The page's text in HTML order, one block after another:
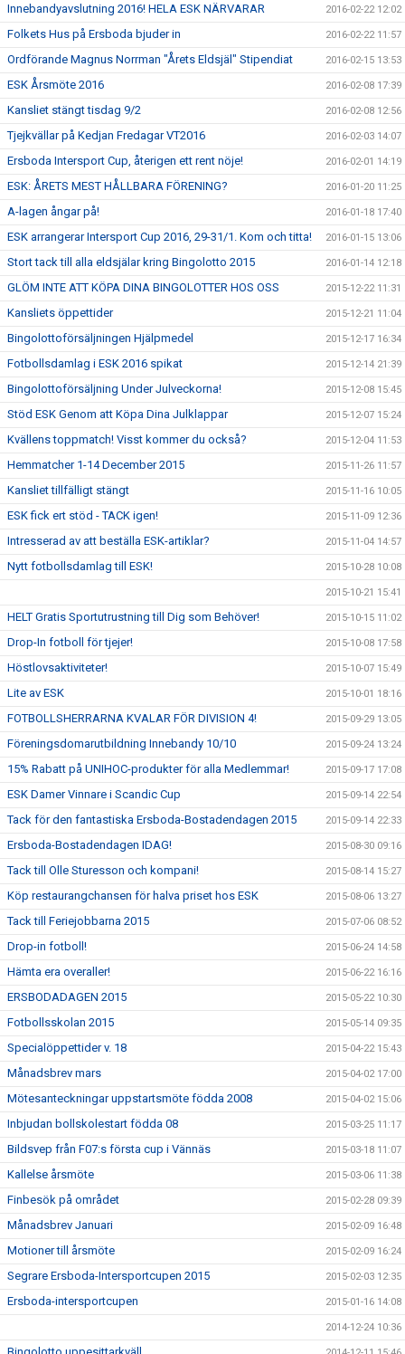
Innebandyavslutning 2016! HELA ESK NÄRVARAR 2016-02-22 12:02
Folkets Hus på Ersboda bjuder in 2016-02-22 11:57
Ordförande Magnus Norrman "Årets Eldsjäl" Stipendiat 2016-02-15 13:53
ESK Årsmöte 2016 2016-02-08 17:39
Kansliet stängt tisdag 9/2 2016-02-08 12:56
Tjejkvällar på Kedjan Fredagar VT2016 2016-02-03 14:07
Ersboda Intersport Cup, återigen ett rent nöje! 2016-02-01 14:19
ESK: ÅRETS MEST HÅLLBARA FÖRENING? 2016-01-20 11:25
A-lagen ångar på! 2016-01-18 17:40
ESK arrangerar Intersport Cup 2016, 29-31/1. Kom och titta! 2016-01-15 13:06
Stort tack till alla eldsjälar kring Bingolotto 2015 2016-01-14 12:18
GLÖM INTE ATT KÖPA DINA BINGOLOTTER HOS OSS 2015-12-22 11:31
Kansliets öppettider 2015-12-21 11:04
Bingolottoförsäljningen Hjälpmedel 2015-12-17 16:34
Fotbollsdamlag i ESK 2016 spikat 2015-12-14 21:39
Bingolottoförsäljning Under Julveckorna! 2015-12-08 15:45
Stöd ESK Genom att Köpa Dina Julklappar 2015-12-07 15:24
Kvällens toppmatch! Visst kommer du också? 2015-12-04 11:53
Hemmatcher 1-14 December 2015 2015-11-26 11:57
Kansliet tillfälligt stängt 2015-11-16 10:05
ESK fick ert stöd - TACK igen! 2015-11-09 12:36
Intresserad av att beställa ESK-artiklar? 2015-11-04 14:57
Nytt fotbollsdamlag till ESK! 2015-10-28 10:08
2015-10-21 15:41
HELT Gratis Sportutrustning till Dig som Behöver! 2015-10-15 11:02
Drop-In fotboll för tjejer! 2015-10-08 17:58
Höstlovsaktiviteter! 2015-10-07 15:49
Lite av ESK 2015-10-01 18:16
FOTBOLLSHERRARNA KVALAR FÖR DIVISION 4! 2015-09-29 13:05
Föreningsdomarutbildning Innebandy 10/10 2015-09-24 13:24
15% Rabatt på UNIHOC-produkter för alla Medlemmar! 2015-09-17 17:08
ESK Damer Vinnare i Scandic Cup 2015-09-14 22:54
Tack för den fantastiska Ersboda-Bostadendagen 2015 2015-09-14 22:33
Ersboda-Bostadendagen IDAG! 2015-08-30 09:16
Tack till Olle Sturesson och kompani! 2015-08-14 15:27
Köp restaurangchansen för halva priset hos ESK 2015-08-06 13:27
Tack till Feriejobbarna 2015 2015-07-06 08:52
Drop-in fotboll! 2015-06-24 14:58
Hämta era overaller! 2015-06-22 16:16
ERSBODADAGEN 2015 2015-05-22 10:30
Fotbollsskolan 2015 2015-05-14 09:35
Specialöppettider v. 18 2015-04-22 15:43
Månadsbrev mars 2015-04-02 17:00
Mötesanteckningar uppstartsmöte födda 2008 2015-04-02 15:06
Inbjudan bollskolestart födda 08 2015-03-25 11:17
Bildsvep från F07:s första cup i Vännäs 2015-03-18 11:07
Kallelse årsmöte 2015-03-06 11:38
Finbesök på området 2015-02-28 09:39
Månadsbrev Januari 2015-02-09 16:48
Motioner till årsmöte 2015-02-09 16:24
Segrare Ersboda-Intersportcupen 2015 2015-02-03 12:35
Ersboda-intersportcupen 2015-01-16 14:08
2014-12-24 10:36